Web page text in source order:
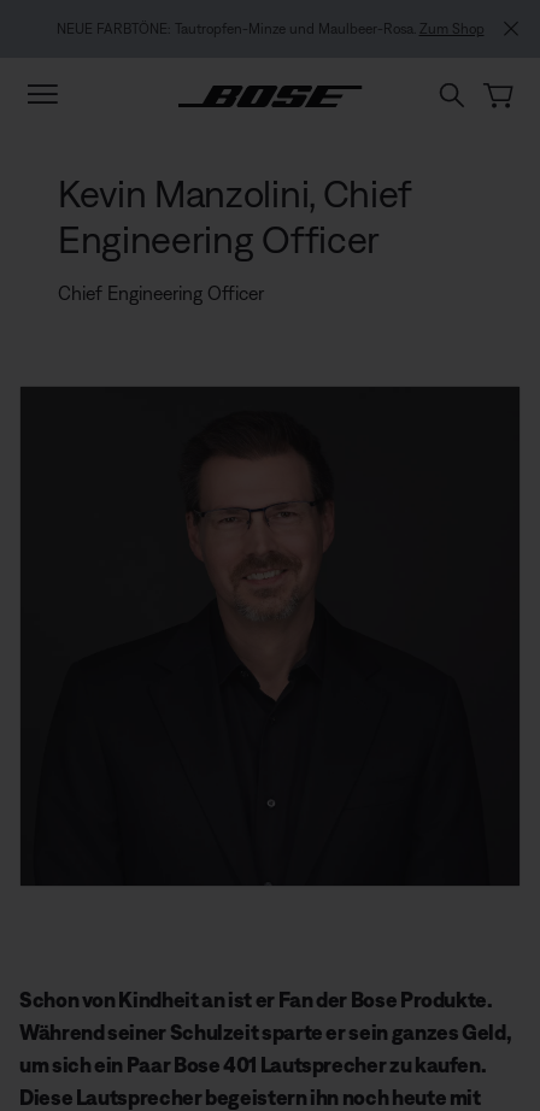
NEUE FARBTÖNE: Tautropfen-Minze und Maulbeer-Rosa. Zum Shop
Kevin Manzolini, Chief
Engineering Officer
Chief Engineering Officer
Schon von Kindheit an ist er Fan der Bose Produkte.
Während seiner Schulzeit sparte er sein ganzes Geld,
um sich ein Paar Bose 401 Lautsprecher zu kaufen.
Diese Lautsprecher begeistern ihn noch heute mit